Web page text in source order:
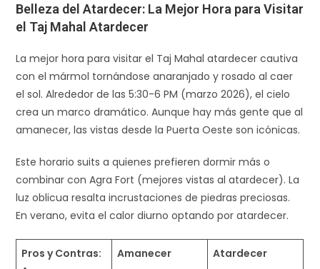
Belleza del Atardecer: La Mejor Hora para Visitar
el Taj Mahal Atardecer
La mejor hora para visitar el Taj Mahal atardecer cautiva
con el mármol tornándose anaranjado y rosado al caer
el sol. Alrededor de las 5:30-6 PM (marzo 2026), el cielo
crea un marco dramático. Aunque hay más gente que al
amanecer, las vistas desde la Puerta Oeste son icónicas.​
Este horario suits a quienes prefieren dormir más o
combinar con Agra Fort (mejores vistas al atardecer). La
luz oblicua resalta incrustaciones de piedras preciosas.
En verano, evita el calor diurno optando por atardecer.​
Pros y Contras:
Amanecer Atardecer